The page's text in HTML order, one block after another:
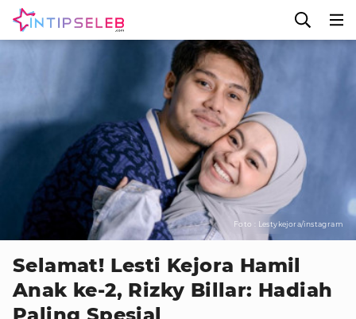
Foto : Lestykejora/instagram
Selamat! Lesti Kejora Hamil
Anak ke-2, Rizky Billar: Hadiah